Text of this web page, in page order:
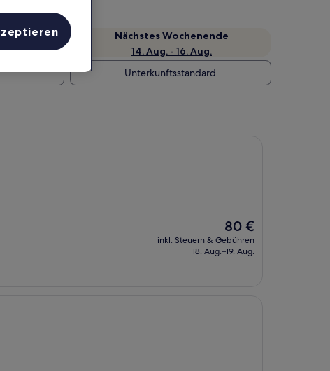
Nächstes Wochenende
14. Aug. - 16. Aug.
Unterkunftsstandard
Der
Preis
beträgt
80 €
inkl. Steuern & Gebühren
18. Aug.–19. Aug.